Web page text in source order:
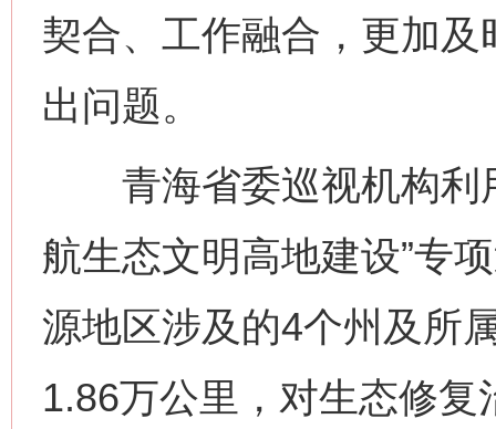
契合、工作融合，更加
出问题。
青海省委巡视机构利
航生态文明高地建设”专
源地区涉及的4个州及所
1.86万公里，对生态修